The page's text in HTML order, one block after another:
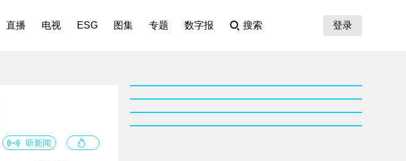
直播 电视 ESG 图集 专题 数字报 搜索 登录
听新闻